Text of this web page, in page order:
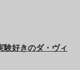
験好きのダ・ヴィ